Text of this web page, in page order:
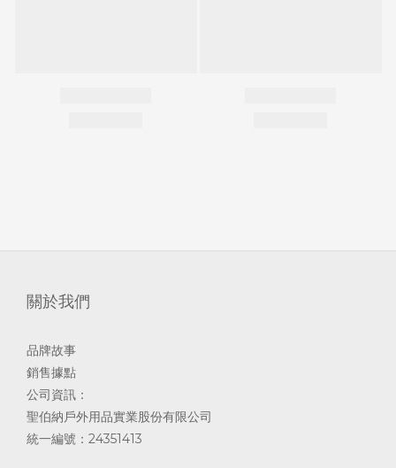
關於我們
品牌故事
銷售據點
公司資訊：
聖伯納戶外用品實業股份有限公司
統一編號：24351413